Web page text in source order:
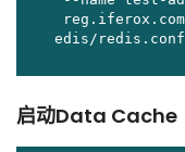
edis/redis.conf
启动Data Cache